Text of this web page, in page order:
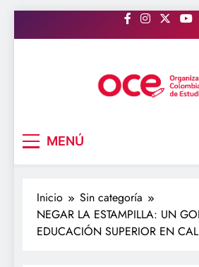
al
MENÚ
Inicio
Sin categoría
NEGAR LA ESTAMPILLA: UN
EDUCACIÓN SUPERIOR EN